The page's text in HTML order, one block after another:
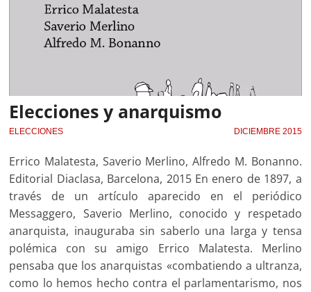
Elecciones y anarquismo
ELECCIONES DICIEMBRE 2015
Errico Malatesta, Saverio Merlino, Alfredo M. Bonanno.
Editorial Diaclasa, Barcelona, 2015 En enero de 1897, a
través de un artículo aparecido en el periódico
Messaggero, Saverio Merlino, conocido y respetado
anarquista, inauguraba sin saberlo una larga y tensa
polémica con su amigo Errico Malatesta. Merlino
pensaba que los anarquistas «combatiendo a ultranza,
como lo hemos hecho contra el parlamentarismo, nos